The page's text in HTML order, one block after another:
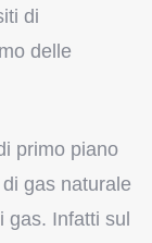
di
delle
primo piano
gas naturale
Infatti sul